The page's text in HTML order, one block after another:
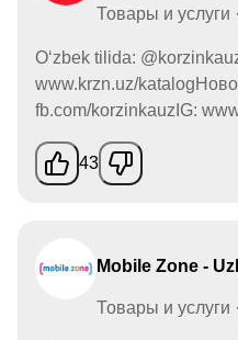
Товары и услуги
O‘zbek tilida:
www.krzn.uz/
fb.com/korzinkauzIG:
43
Mobile Zone -
Товары и услуги